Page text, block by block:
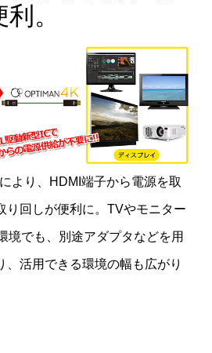
。
より、HDMI端子から電源を取
り回しが便利に。TVやモニター
境でも、別途アダプタなどを用
、活用できる環境の幅も広がり